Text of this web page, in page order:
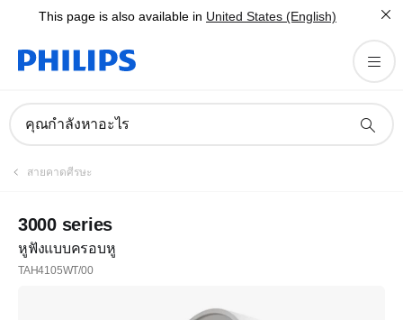
This page is also available in United States (English)
คุณกำลังหาอะไร
สายคาดศีรษะ
3000 series
หูฟังแบบครอบหู
TAH4105WT/00